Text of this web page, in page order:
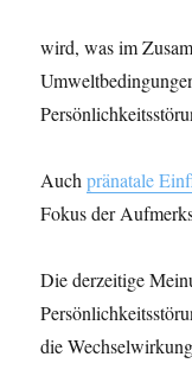
wird, was im
Auchpränatale
Fokus der
Die derzeitige
die